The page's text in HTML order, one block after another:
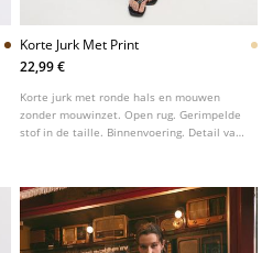
Korte Jurk Met Print
22,99 €
Korte jurk met ronde hals en mouwen
zonder mouwinzet. Open rug. Gerimpelde
stof in de taille. Binnenvoering. Detail van